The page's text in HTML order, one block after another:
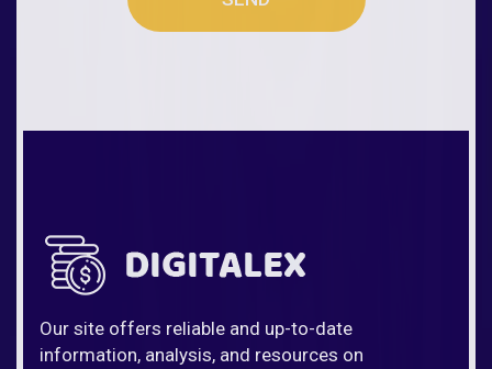
Our site offers reliable and up-to-date
information, analysis, and resources on